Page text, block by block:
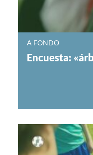
A FONDO
Encuesta: